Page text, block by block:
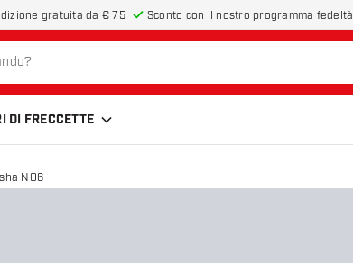
gratuita da € 75 Sconto con il nostro programma fedeltà
DI FRECCETTE
NO6